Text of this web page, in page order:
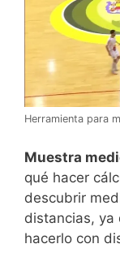
Herramienta para
Muestra
qué hacer
descubrir
distancias, ya
hacerlo con